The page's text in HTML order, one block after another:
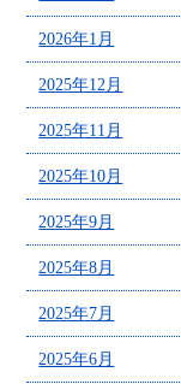
2026年1月
2025年12月
2025年11月
2025年10月
2025年9月
2025年8月
2025年7月
2025年6月